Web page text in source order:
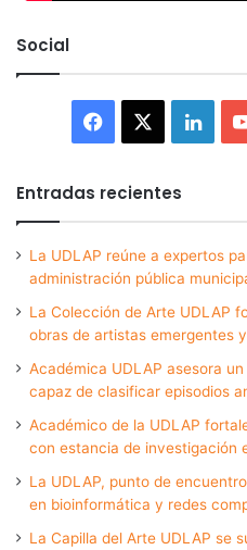
Social
Facebook
Entradas recientes
La UDLAP reúne a expertos
administración pública
La Colección de Arte UDLAP
obras de artistas emergentes
Académica UDLAP asesora
capaz de clasificar episodios
Académico de la UDLAP
con estancia de investigación
La UDLAP, punto de
en bioinformática y redes
La Capilla del Arte UDLAP se